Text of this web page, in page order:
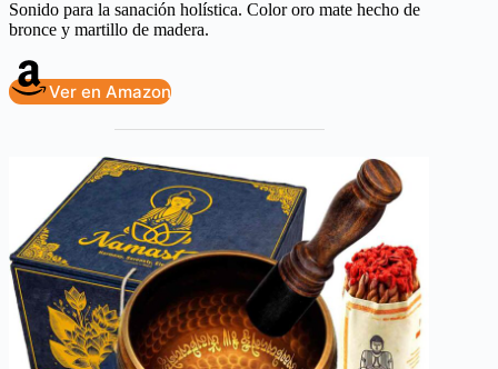
Sonido para la sanación holística. Color oro mate hecho de
bronce y martillo de madera.
Ver en Amazon